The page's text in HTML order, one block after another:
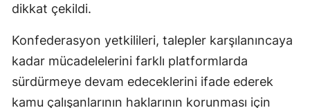
dikkat çekildi.
Konfederasyon yetkilileri, talepler karşılanıncaya
kadar mücadelelerini farklı platformlarda
sürdürmeye devam edeceklerini ifade ederek
kamu çalışanlarının haklarının korunması için